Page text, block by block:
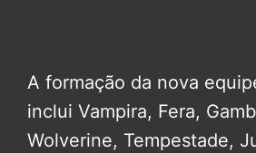
A formação da nova
inclui Vampira, Fera,
Wolverine, Tempestade,